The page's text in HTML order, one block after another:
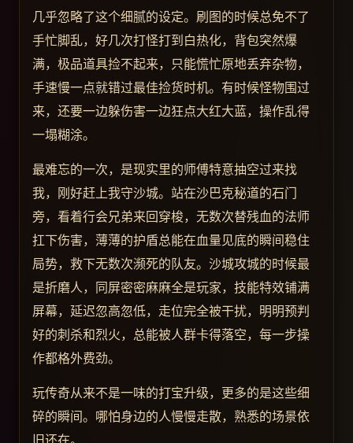
几乎忽略了这个细腻的设定。刷图的时候总免不了
手忙脚乱，好几次打怪打到白热化，背包突然爆
满，极品道具捡不起来，只能慌忙原地丢弃杂物，
手速慢一点就错过最佳捡货时机。有时候怪物围过
来，还要一边躲伤害一边狂点大红大蓝，操作乱得
一塌糊涂。
最难忘的一次，是现实里的师傅特意抽空过来找
我，刚好赶上我守沙城。站在沙巴克秘道的石门
旁，看着行会兄弟来回穿梭，无数次替残血的法师
扛下伤害，薄薄的护盾总能在血量见底的瞬间稳住
局势，救下无数次濒死的队友。沙城攻城的时候最
是折磨人，同屏密密麻麻全是玩家，技能特效铺满
屏幕，延迟忽高忽低，走位完全被干扰，明明预判
好的刺杀和烈火，总能被人群卡得落空，每一步操
作都格外费劲。
玩传奇从来不是一味的打宝升级，更多的是这些细
碎的瞬间。哪怕身边的人慢慢走散，熟悉的场景依